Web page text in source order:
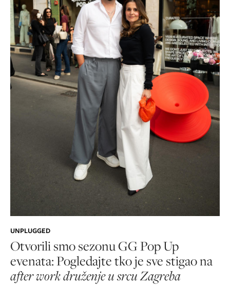
UNPLUGGED
Otvorili smo sezonu GG Pop Up
evenata: Pogledajte tko je sve stigao na
after work druženje u srcu Zagreba